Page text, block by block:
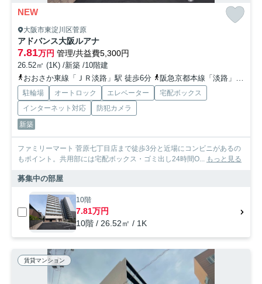
NEW
大阪市東淀川区菅原
アドバンス大阪ルアナ
7.81万円 管理/共益費5,300円
26.52㎡ (1K) /新築 /10階建
おおさか東線「ＪＲ淡路」駅 徒歩6分
阪急京都本線「淡路」駅 徒歩10分
駐輪場 オートロック エレベーター
宅配ボックス
インターネット対応
防犯カメラ
新築
ファミリーマート 菅原七丁目店まで徒歩3分と近場にコンビニがあるの
もポイント。共用部には宅配ボックス・ゴミ出し24時間O... もっと見る
募集中の部屋
10階
7.81万円
10階 / 26.52㎡ / 1K
賃貸マンション